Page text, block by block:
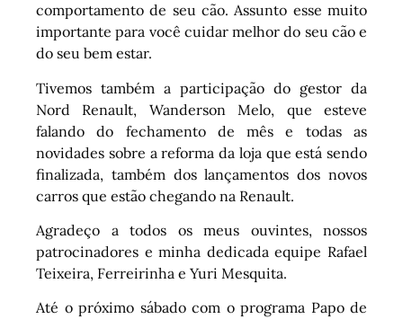
comportamento de seu cão. Assunto esse muito
importante para você cuidar melhor do seu cão e
do seu bem estar.
Tivemos também a participação do gestor da
Nord Renault, Wanderson Melo, que esteve
falando do fechamento de mês e todas as
novidades sobre a reforma da loja que está sendo
finalizada, também dos lançamentos dos novos
carros que estão chegando na Renault.
Agradeço a todos os meus ouvintes, nossos
patrocinadores e minha dedicada equipe Rafael
Teixeira, Ferreirinha e Yuri Mesquita.
Até o próximo sábado com o programa Papo de